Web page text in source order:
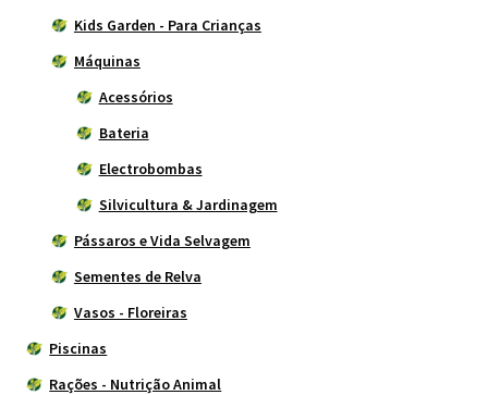
Kids Garden - Para Crianças
Máquinas
Acessórios
Bateria
Electrobombas
Silvicultura & Jardinagem
Pássaros e Vida Selvagem
Sementes de Relva
Vasos - Floreiras
Piscinas
Rações - Nutrição Animal